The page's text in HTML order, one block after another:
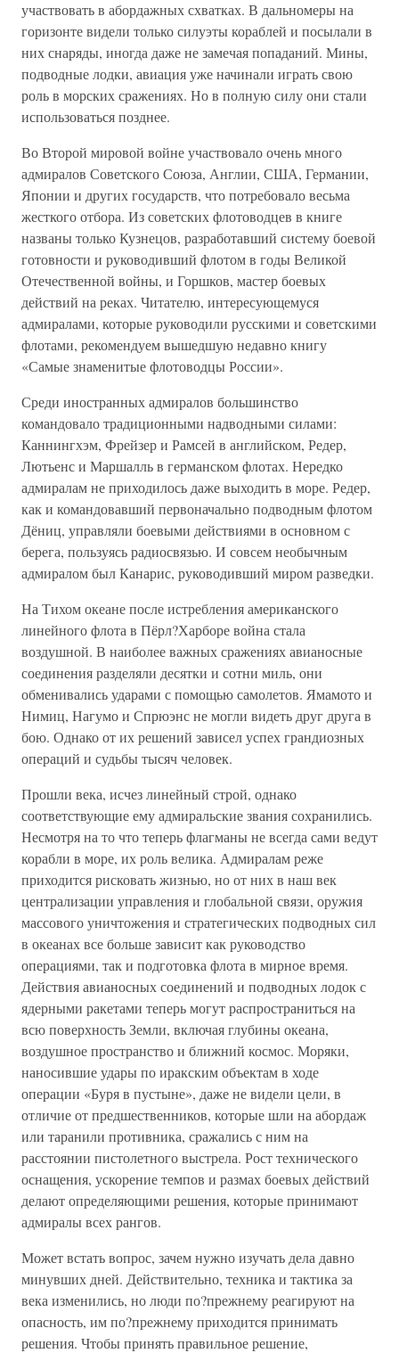
участвовать в абордажных схватках. В дальномеры на
горизонте видели только силуэты кораблей и посылали в
них снаряды, иногда даже не замечая попаданий. Мины,
подводные лодки, авиация уже начинали играть свою
роль в морских сражениях. Но в полную силу они стали
использоваться позднее.
Во Второй мировой войне участвовало очень много
адмиралов Советского Союза, Англии, США, Германии,
Японии и других государств, что потребовало весьма
жесткого отбора. Из советских флотоводцев в книге
названы только Кузнецов, разработавший систему боевой
готовности и руководивший флотом в годы Великой
Отечественной войны, и Горшков, мастер боевых
действий на реках. Читателю, интересующемуся
адмиралами, которые руководили русскими и советскими
флотами, рекомендуем вышедшую недавно книгу
«Самые знаменитые флотоводцы России».
Среди иностранных адмиралов большинство
командовало традиционными надводными силами:
Каннингхэм, Фрейзер и Рамсей в английском, Редер,
Лютьенс и Маршалль в германском флотах. Нередко
адмиралам не приходилось даже выходить в море. Редер,
как и командовавший первоначально подводным флотом
Дёниц, управляли боевыми действиями в основном с
берега, пользуясь радиосвязью. И совсем необычным
адмиралом был Канарис, руководивший миром разведки.
На Тихом океане после истребления американского
линейного флота в Пёрл?Харборе война стала
воздушной. В наиболее важных сражениях авианосные
соединения разделяли десятки и сотни миль, они
обменивались ударами с помощью самолетов. Ямамото и
Нимиц, Нагумо и Спрюэнс не могли видеть друг друга в
бою. Однако от их решений зависел успех грандиозных
операций и судьбы тысяч человек.
Прошли века, исчез линейный строй, однако
соответствующие ему адмиральские звания сохранились.
Несмотря на то что теперь флагманы не всегда сами ведут
корабли в море, их роль велика. Адмиралам реже
приходится рисковать жизнью, но от них в наш век
централизации управления и глобальной связи, оружия
массового уничтожения и стратегических подводных сил
в океанах все больше зависит как руководство
операциями, так и подготовка флота в мирное время.
Действия авианосных соединений и подводных лодок с
ядерными ракетами теперь могут распространиться на
всю поверхность Земли, включая глубины океана,
воздушное пространство и ближний космос. Моряки,
наносившие удары по иракским объектам в ходе
операции «Буря в пустыне», даже не видели цели, в
отличие от предшественников, которые шли на абордаж
или таранили противника, сражались с ним на
расстоянии пистолетного выстрела. Рост технического
оснащения, ускорение темпов и размах боевых действий
делают определяющими решения, которые принимают
адмиралы всех рангов.
Может встать вопрос, зачем нужно изучать дела давно
минувших дней. Действительно, техника и тактика за
века изменились, но люди по?прежнему реагируют на
опасность, им по?прежнему приходится принимать
решения. Чтобы принять правильное решение,